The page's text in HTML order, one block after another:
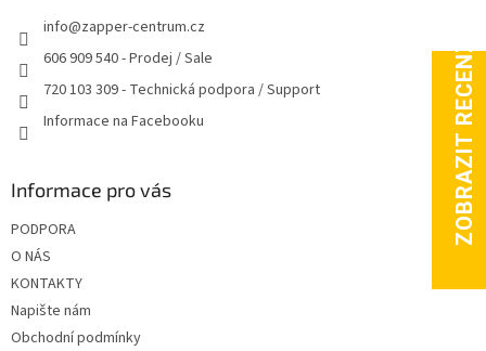
info@zapper-centrum.cz
606 909 540 - Prodej / Sale
720 103 309 - Technická podpora / Support
Informace na Facebooku
Informace pro vás
PODPORA
O NÁS
KONTAKTY
Napište nám
Obchodní podmínky